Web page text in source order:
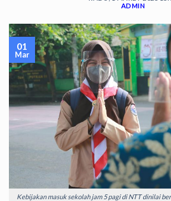
ADMIN
Kebijakan masuk sekolah jam 5 pagi di NTT dinilai
01
Mar